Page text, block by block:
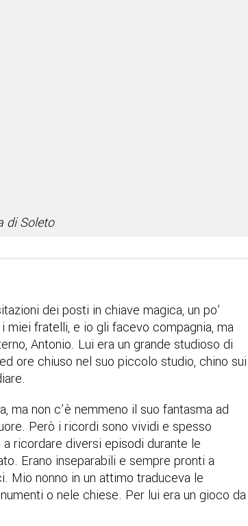
di Soleto
dei posti in chiave magica, un po’
fratelli, e io gli facevo compagnia, ma
Antonio. Lui era un grande studioso di
ore chiuso nel suo piccolo studio, chino sui
ma non c’è nemmeno il suo fantasma ad
Però i ricordi sono vividi e spesso
ricordare diversi episodi durante le
Erano inseparabili e sempre pronti a
Mio nonno in un attimo traduceva le
o nele chiese. Per lui era un gioco da